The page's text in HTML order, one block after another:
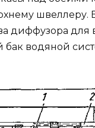
швеллеру.
диффузора для
бак водяной